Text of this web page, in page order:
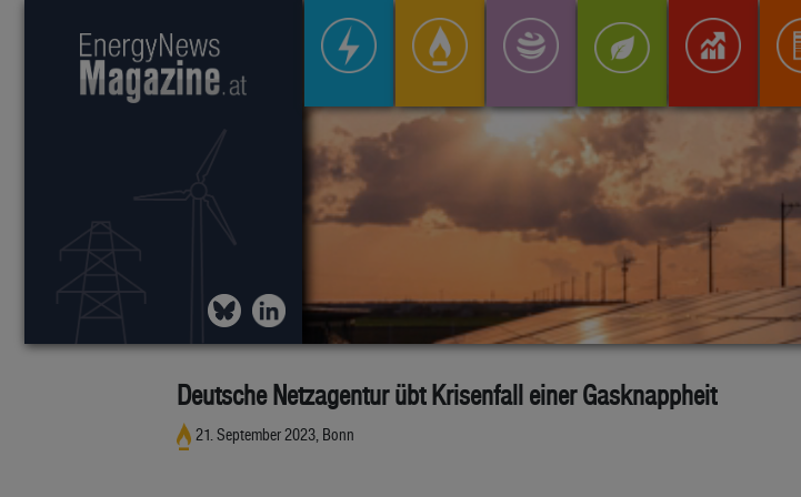
Deutsche Netzagentur übt Krisenfall einer Gasknappheit
21. September 2023, Bonn